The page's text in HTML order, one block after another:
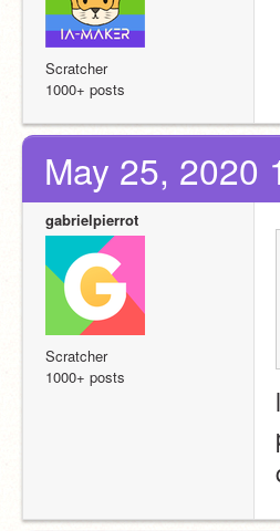
Scratcher
1000+ posts
May 25, 2020
gabrielpierrot
Scratcher
1000+ posts